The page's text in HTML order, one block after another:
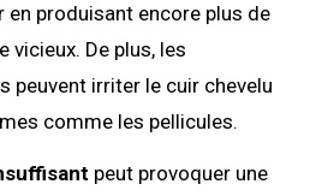
en produisant encore plus de
vicieux. De plus, les
peuvent irriter le cuir chevelu
comme les pellicules.
peut provoquer une